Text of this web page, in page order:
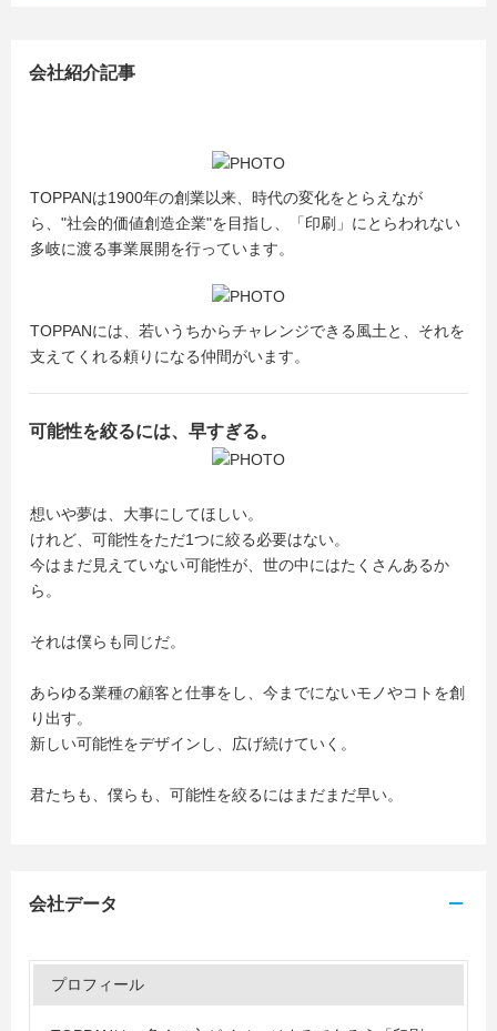
会社紹介記事
TOPPANは1900年の創業以来、時代の変化をとらえなが
ら、"社会的価値創造企業"を目指し、「印刷」にとらわれない
多岐に渡る事業展開を行っています。
TOPPANには、若いうちからチャレンジできる風土と、それを
支えてくれる頼りになる仲間がいます。
可能性を絞るには、早すぎる。
想いや夢は、大事にしてほしい。
けれど、可能性をただ1つに絞る必要はない。
今はまだ見えていない可能性が、世の中にはたくさんあるか
ら。
それは僕らも同じだ。
あらゆる業種の顧客と仕事をし、今までにないモノやコトを創
り出す。
新しい可能性をデザインし、広げ続けていく。
君たちも、僕らも、可能性を絞るにはまだまだ早い。
会社データ
プロフィール